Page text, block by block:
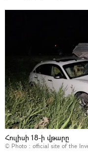
Հուլիսի 18-ի վթարը
© Photo : official site of the